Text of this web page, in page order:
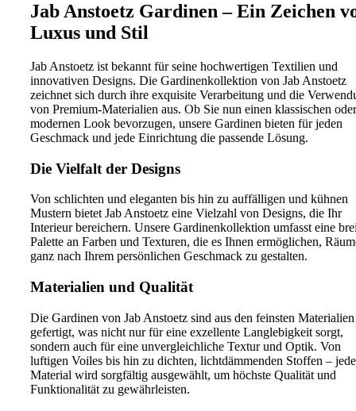
Jab Anstoetz Gardinen – Ein Zeichen
Luxus und Stil
Jab Anstoetz ist bekannt für seine hochwertigen Textilien und
innovativen Designs. Die Gardinenkollektion von Jab Anstoetz
zeichnet sich durch ihre exquisite Verarbeitung und die
von Premium-Materialien aus. Ob Sie nun einen klassischen oder
modernen Look bevorzugen, unsere Gardinen bieten für jeden
Geschmack und jede Einrichtung die passende Lösung.
Die Vielfalt der Designs
Von schlichten und eleganten bis hin zu auffälligen und kühnen
Mustern bietet Jab Anstoetz eine Vielzahl von Designs, die Ihr
Interieur bereichern. Unsere Gardinenkollektion umfasst eine
Palette an Farben und Texturen, die es Ihnen ermöglichen,
ganz nach Ihrem persönlichen Geschmack zu gestalten.
Materialien und Qualität
Die Gardinen von Jab Anstoetz sind aus den feinsten Materialien
gefertigt, was nicht nur für eine exzellente Langlebigkeit sorgt,
sondern auch für eine unvergleichliche Textur und Optik. Von
luftigen Voiles bis hin zu dichten, lichtdämmenden Stoffen –
Material wird sorgfältig ausgewählt, um höchste Qualität und
Funktionalität zu gewährleisten.